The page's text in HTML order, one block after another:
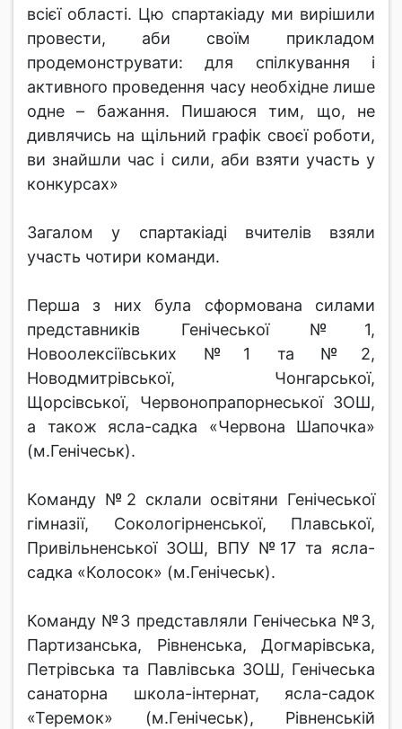
всієї області. Цю спартакіаду ми вирішили
провести, аби своїм прикладом
продемонструвати: для спілкування і
активного проведення часу необхідне лише
одне – бажання. Пишаюся тим, що, не
дивлячись на щільний графік своєї роботи,
ви знайшли час і сили, аби взяти участь у
конкурсах»
Загалом у спартакіаді вчителів взяли
участь чотири команди.
Перша з них була сформована силами
представників Генічеської №1,
Новоолексіївських №1 та №2,
Новодмитрівської, Чонгарської,
Щорсівської, Червонопрапорнеської ЗОШ,
а також ясла-садка «Червона Шапочка»
(м.Генічеськ).
Команду №2 склали освітяни Генічеської
гімназії, Сокологірненської, Плавської,
Привільненської ЗОШ, ВПУ №17 та ясла-
садка «Колосок» (м.Генічеськ).
Команду №3 представляли Генічеська №3,
Партизанська, Рівненська, Догмарівська,
Петрівська та Павлівська ЗОШ, Генічеська
санаторна школа-інтернат, ясла-садок
«Теремок» (м.Генічеськ), Рівненській